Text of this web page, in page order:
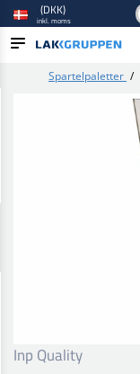
(DKK)
inkl. moms
Spartelpaletter /
Inp Quality